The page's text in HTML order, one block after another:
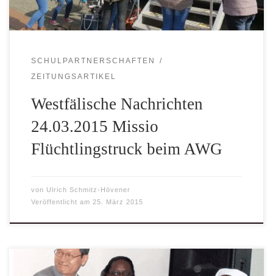
SCHULPARTNERSCHAFTEN
ZEITUNGSARTIKEL
Westfälische Nachrichten
24.03.2015 Missio
Flüchtlingstruck beim AWG
von Ulrich Schmitz-Hövener
Veröffentlicht am 25. März 2015